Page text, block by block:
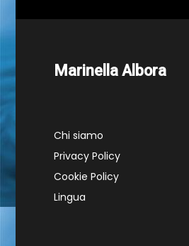
Marinella Albora
Chi siamo
Privacy Policy
Cookie Policy
Lingua